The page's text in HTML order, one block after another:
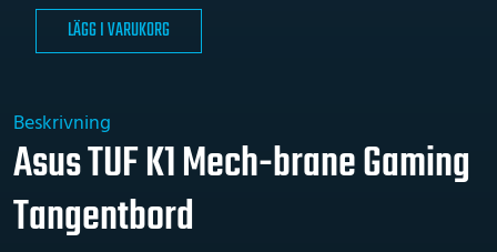
LÄGG I VARUKORG
Beskrivning
Asus TUF K1 Mech-brane Gaming
Tangentbord